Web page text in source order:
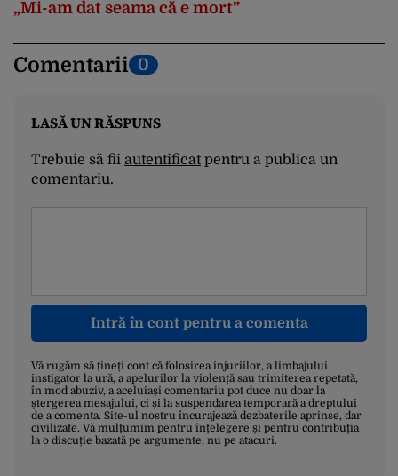
„Mi-am dat seama că e mort”
Comentarii 0
LASĂ UN RĂSPUNS
Trebuie să fii autentificatpentru a publica un
comentariu.
Intră în cont pentru a comenta
Vă rugăm să țineți cont că folosirea injuriilor, a limbajului
instigator la ură, a apelurilor la violență sau trimiterea repetată,
în mod abuziv, a aceluiași comentariu pot duce nu doar la
ștergerea mesajului, ci și la suspendarea temporară a dreptului
de a comenta. Site-ul nostru încurajează dezbaterile aprinse, dar
civilizate. Vă mulțumim pentru înțelegere și pentru contribuția
la o discuție bazată pe argumente, nu pe atacuri.